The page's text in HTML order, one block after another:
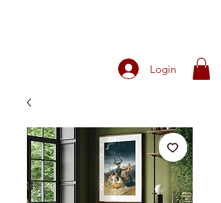
Login